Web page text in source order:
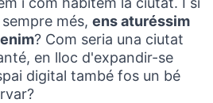
més, ens aturéssim
? Com seria una ciutat
en lloc d'expandir-se
digital també fos un bé